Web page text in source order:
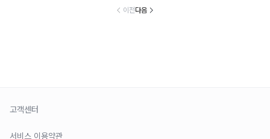
이전다음
고객센터
서비스 이용약관